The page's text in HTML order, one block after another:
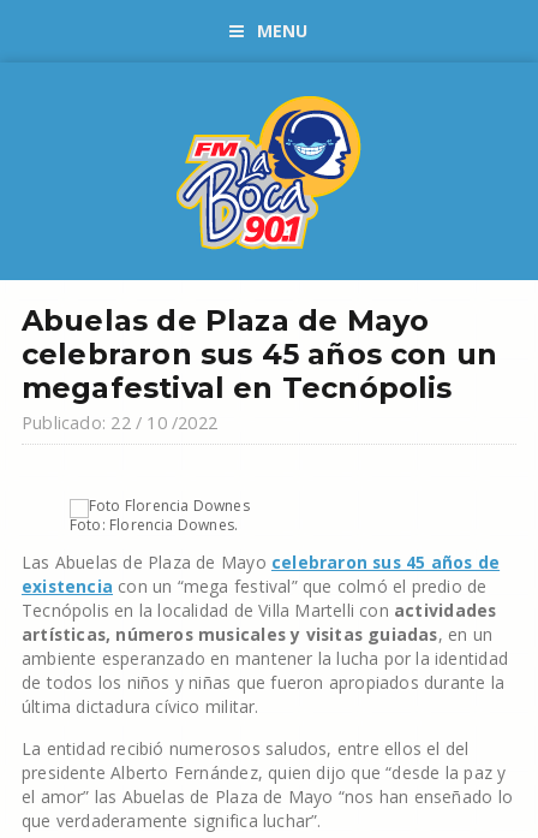
MENU
Abuelas de Plaza de Mayo
celebraron sus 45 años con un
megafestival en Tecnópolis
Publicado: 22 / 10 /2022
Foto: Florencia Downes.
Las Abuelas de Plaza de Mayo celebraron sus 45 años de
existencia con un “mega festival” que colmó el predio de
Tecnópolis en la localidad de Villa Martelli con actividades
artísticas, números musicales y visitas guiadas, en un
ambiente esperanzado en mantener la lucha por la identidad
de todos los niños y niñas que fueron apropiados durante la
última dictadura cívico militar.
La entidad recibió numerosos saludos, entre ellos el del
presidente Alberto Fernández, quien dijo que “desde la paz y
el amor” las Abuelas de Plaza de Mayo “nos han enseñado lo
que verdaderamente significa luchar”.